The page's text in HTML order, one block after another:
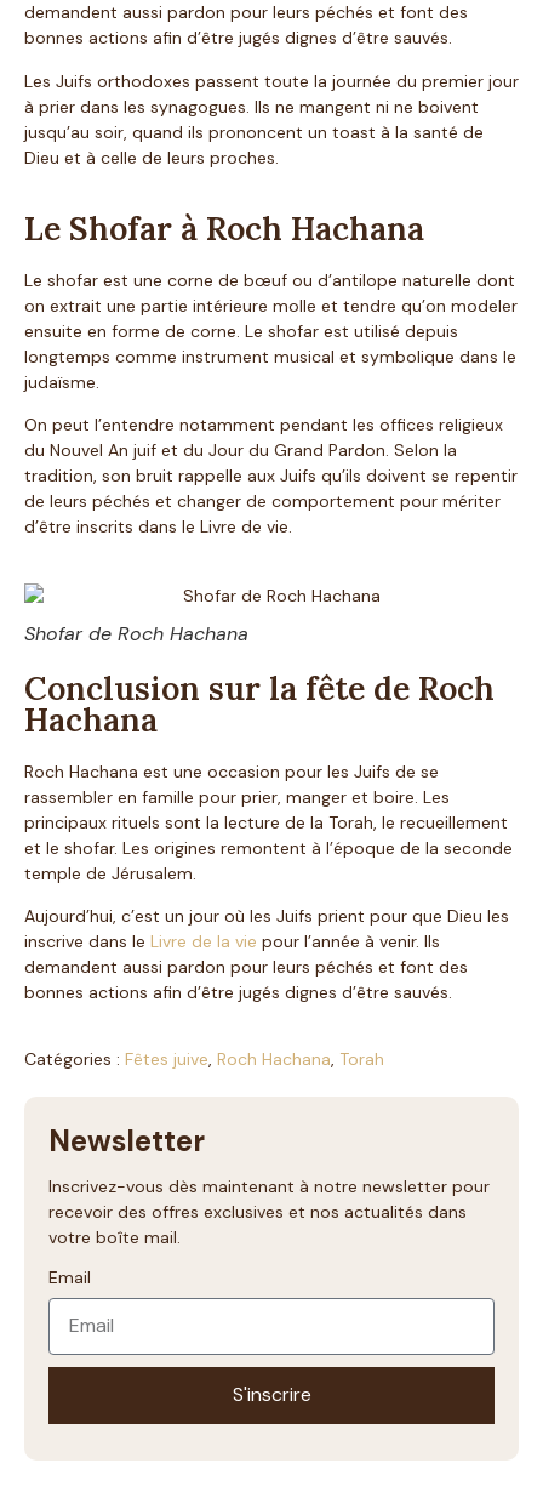
demandent aussi pardon pour leurs péchés et font des
bonnes actions afin d’être jugés dignes d’être sauvés.
Les Juifs orthodoxes passent toute la journée du premier jour
à prier dans les synagogues. Ils ne mangent ni ne boivent
jusqu’au soir, quand ils prononcent un toast à la santé de
Dieu et à celle de leurs proches.
Le Shofar à Roch Hachana
Le shofar est une corne de bœuf ou d’antilope naturelle dont
on extrait une partie intérieure molle et tendre qu’on modeler
ensuite en forme de corne. Le shofar est utilisé depuis
longtemps comme instrument musical et symbolique dans le
judaïsme.
On peut l’entendre notamment pendant les offices religieux
du Nouvel An juif et du Jour du Grand Pardon. Selon la
tradition, son bruit rappelle aux Juifs qu’ils doivent se repentir
de leurs péchés et changer de comportement pour mériter
d’être inscrits dans le Livre de vie.
Shofar de Roch Hachana
Conclusion sur la fête de Roch
Hachana
Roch Hachana est une occasion pour les Juifs de se
rassembler en famille pour prier, manger et boire. Les
principaux rituels sont la lecture de la Torah, le recueillement
et le shofar. Les origines remontent à l’époque de la seconde
temple de Jérusalem.
Aujourd’hui, c’est un jour où les Juifs prient pour que Dieu les
inscrive dans le Livre de la vie pour l’année à venir. Ils
demandent aussi pardon pour leurs péchés et font des
bonnes actions afin d’être jugés dignes d’être sauvés.
Catégories : Fêtes juive, Roch Hachana, Torah
Newsletter
Inscrivez-vous dès maintenant à notre newsletter pour
recevoir des offres exclusives et nos actualités dans
votre boîte mail.
Email
S'inscrire